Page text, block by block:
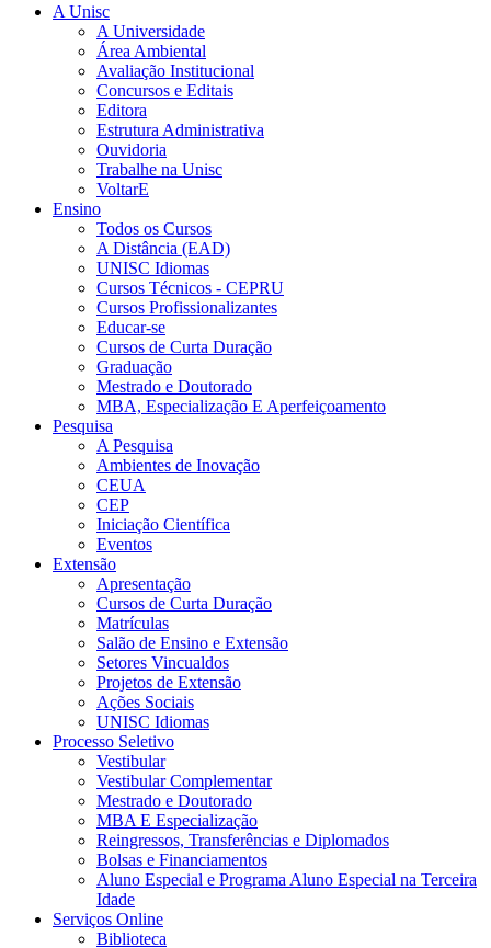
A Unisc
A Universidade
Área Ambiental
Avaliação Institucional
Concursos e Editais
Editora
Estrutura Administrativa
Ouvidoria
Trabalhe na Unisc
VoltarE
Ensino
Todos os Cursos
A Distância (EAD)
UNISC Idiomas
Cursos Técnicos - CEPRU
Cursos Profissionalizantes
Educar-se
Cursos de Curta Duração
Graduação
Mestrado e Doutorado
MBA, Especialização E Aperfeiçoamento
Pesquisa
A Pesquisa
Ambientes de Inovação
CEUA
CEP
Iniciação Científica
Eventos
Extensão
Apresentação
Cursos de Curta Duração
Matrículas
Salão de Ensino e Extensão
Setores Vincualdos
Projetos de Extensão
Ações Sociais
UNISC Idiomas
Processo Seletivo
Vestibular
Vestibular Complementar
Mestrado e Doutorado
MBA E Especialização
Reingressos, Transferências e Diplomados
Bolsas e Financiamentos
Aluno Especial e Programa Aluno Especial na Terceira
Idade
Serviços Online
Biblioteca